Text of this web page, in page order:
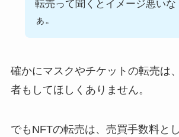
転売って聞くとイメージ悪いな
ぁ。
確かにマスクやチケットの転売は
者もしてほしくありません。
でもNFTの転売は、売買手数料と